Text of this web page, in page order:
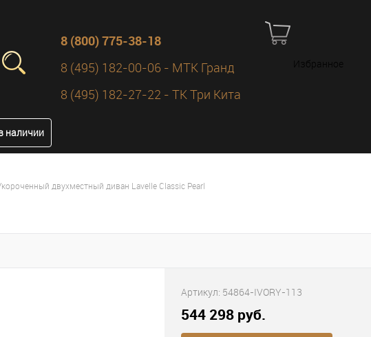
8 (800) 775-38-18
8 (495) 182-00-06 - МТК Гранд
8 (495) 182-27-22 - ТК Три Кита
Избранное
наличии
двухместный диван Lavelle Classic Pearl
Артикул: 54864-IVORY-113
544 298 руб.